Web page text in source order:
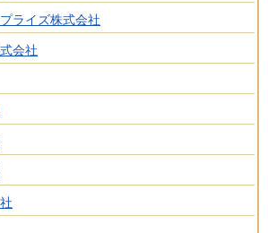
ライズ株式会社
会社